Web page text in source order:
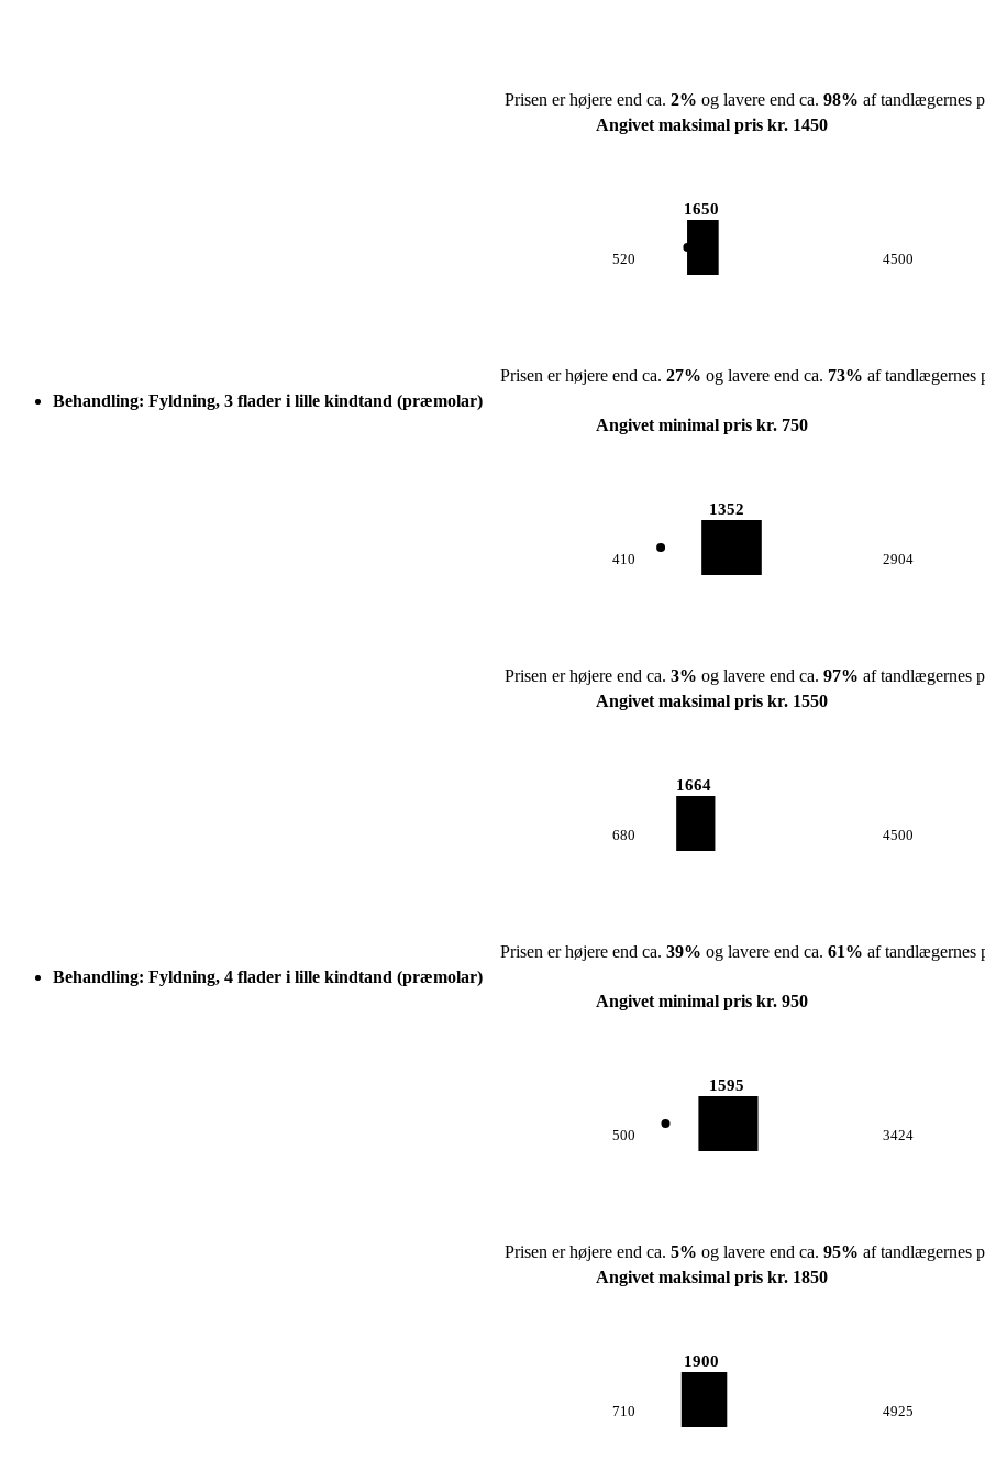
Prisen er højere end ca. 2% og lavere end ca. 98% af tandlægernes
Angivet maksimal pris kr. 1450
520
1650
4500
Prisen er højere end ca. 27% og lavere end ca. 73% af tandlægernes
Behandling: Fyldning, 3 flader i lille kindtand (præmolar)
Angivet minimal pris kr. 750
410
1352
2904
Prisen er højere end ca. 3% og lavere end ca. 97% af tandlægernes
Angivet maksimal pris kr. 1550
680
1664
4500
Prisen er højere end ca. 39% og lavere end ca. 61% af tandlægernes
Behandling: Fyldning, 4 flader i lille kindtand (præmolar)
Angivet minimal pris kr. 950
500
1595
3424
Prisen er højere end ca. 5% og lavere end ca. 95% af tandlægernes
Angivet maksimal pris kr. 1850
710
1900
4925